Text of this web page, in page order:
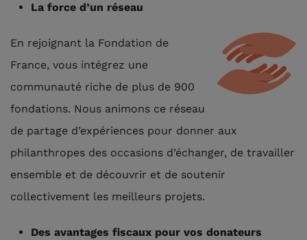
La force d’un réseau
En rejoignant la Fondation de
France, vous intégrez une
communauté riche de plus de 900
fondations. Nous animons ce réseau
de partage d’expériences pour donner aux
philanthropes des occasions d’échanger, de travailler
ensemble et de découvrir et de soutenir
collectivement les meilleurs projets.
Des avantages fiscaux pour vos donateurs